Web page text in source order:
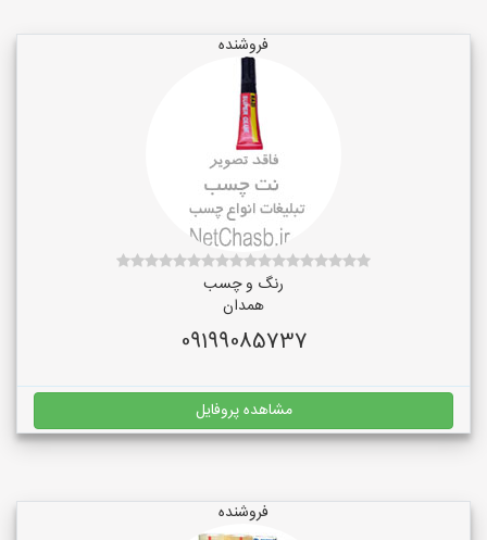
فروشنده
رنگ و چسب
همدان
09199085737
مشاهده پروفایل
فروشنده